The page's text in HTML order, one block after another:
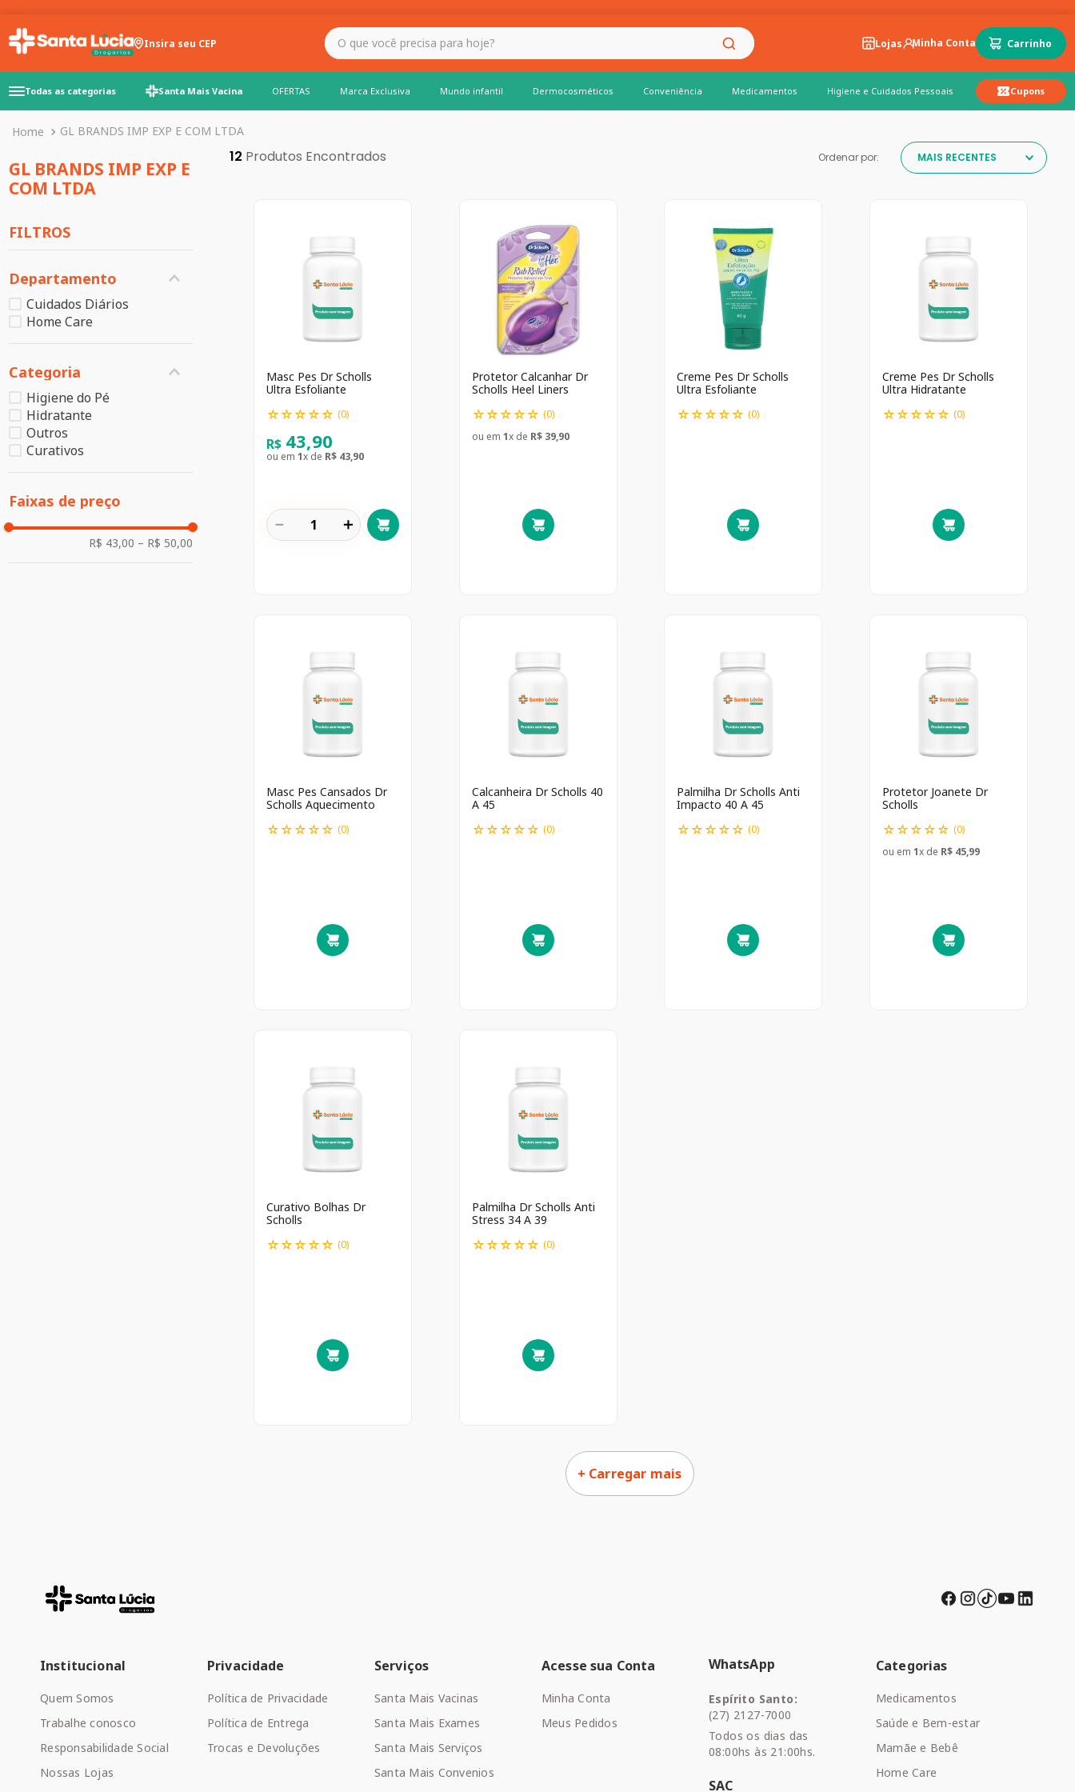
Insira seu CEP
O que você precisa para hoje?
Lojas
Todas as categorias Santa Mais Vacina OFERTAS Marca Exclusiva Mundo infantil Dermocosméticos Conveniência Medicamentos Higiene e Cuidados Pessoais Cupons
GL BRANDS IMP EXP E COM LTDA
GL BRANDS IMP EXP E
COM LTDA
FILTROS
Departamento
Cuidados Diários
Home Care
Categoria
Higiene do Pé
Hidratante
Outros
Curativos
Faixas de preço
R$ 43,00 – R$ 50,00
12 Ordenar por: MAIS RECENTES
Masc Pes Dr Scholls
Ultra Esfoliante
☆☆☆☆☆ (0)
R$ 43,90
ou em 1x de R$ 43,90
＋
－
Protetor Calcanhar Dr
Scholls Heel Liners
☆☆☆☆☆ (0)
ou em 1x de R$ 39,90
Creme Pes Dr Scholls
Ultra Esfoliante
☆☆☆☆☆ (0)
Creme Pes Dr Scholls
Ultra Hidratante
☆☆☆☆☆ (0)
Masc Pes Cansados Dr
Scholls Aquecimento
☆☆☆☆☆ (0)
Calcanheira Dr Scholls 40
A 45
☆☆☆☆☆ (0)
Palmilha Dr Scholls Anti
Impacto 40 A 45
☆☆☆☆☆ (0)
Protetor Joanete Dr
Scholls
☆☆☆☆☆ (0)
ou em 1x de R$ 45,99
Curativo Bolhas Dr
Scholls
☆☆☆☆☆ (0)
Palmilha Dr Scholls Anti
Stress 34 A 39
☆☆☆☆☆ (0)
Institucional
Quem Somos
Trabalhe conosco
Responsabilidade Social
Nossas Lojas
Privacidade
Política de Privacidade
Política de Entrega
Trocas e Devoluções
Serviços
Santa Mais Vacinas
Santa Mais Exames
Santa Mais Serviços
Santa Mais Convenios
Acesse sua Conta
Minha Conta
Meus Pedidos
WhatsApp
Espírito Santo:
(27) 2127-7000
Todos os dias das
08:00hs às 21:00hs.
SAC
Categorias
Medicamentos
Saúde e Bem-estar
Mamãe e Bebê
Home Care